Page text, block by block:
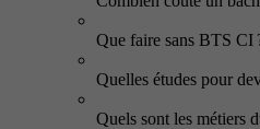
Que faire sans BTS CI
Quelles études pour
Quels sont les métiers